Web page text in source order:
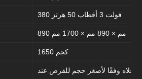
380 فولت 3 أقطاب 50 هرتز
890 مم × 890 مم × 1700 مم
1650 كجم
وفقًا لأصغر حجم للقرص عند